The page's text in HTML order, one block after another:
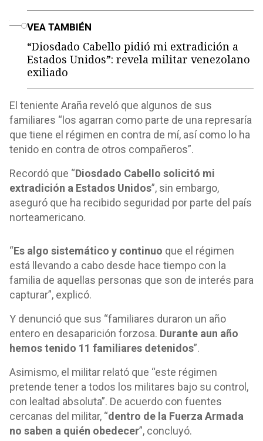
VEA TAMBIÉN
“Diosdado Cabello pidió mi extradición a
Estados Unidos”: revela militar venezolano
exiliado
El teniente Araña reveló que algunos de sus
familiares “los agarran como parte de una represaría
que tiene el régimen en contra de mí, así como lo ha
tenido en contra de otros compañeros”.
Recordó que “Diosdado Cabello solicitó mi
extradición a Estados Unidos”, sin embargo,
aseguró que ha recibido seguridad por parte del país
norteamericano.
“Es algo sistemático y continuo que el régimen
está llevando a cabo desde hace tiempo con la
familia de aquellas personas que son de interés para
capturar”, explicó.
Y denunció que sus “familiares duraron un año
entero en desaparición forzosa. Durante aun año
hemos tenido 11 familiares detenidos”.
Asimismo, el militar relató que “este régimen
pretende tener a todos los militares bajo su control,
con lealtad absoluta”. De acuerdo con fuentes
cercanas del militar, “dentro de la Fuerza Armada
no saben a quién obedecer”, concluyó.